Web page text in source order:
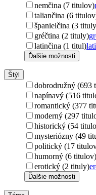
nemčina (7 titulov)
taliančina (6
španielčina (3
gréčtina (2 tituly)
latinčina (1 titul)
Ďalšie možnosti
Štýl
dobrodružný (693
napínavý (516
romantický (377
moderný (297
historický (54
mysteriózny (49
politický (17
humorný (6 titulov)
erotický (2 tituly)
Ďalšie možnosti